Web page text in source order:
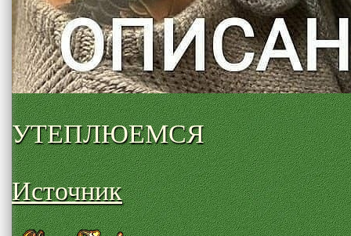
УТЕПЛЮЕМСЯ
Источник